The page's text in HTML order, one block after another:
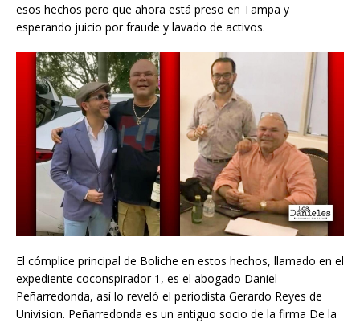
esos hechos pero que ahora está preso en Tampa y
esperando juicio por fraude y lavado de activos.
El cómplice principal de Boliche en estos hechos, llamado en el
expediente coconspirador 1, es el abogado Daniel
Peñarredonda, así lo reveló el periodista Gerardo Reyes de
Univision. Peñarredonda es un antiguo socio de la firma De la